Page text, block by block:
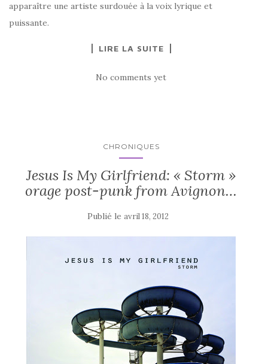
apparaître une artiste surdouée à la voix lyrique et
puissante.
LIRE LA SUITE
No comments yet
CHRONIQUES
Jesus Is My Girlfriend: « Storm »
orage post-punk from Avignon…
Publié le avril 18, 2012